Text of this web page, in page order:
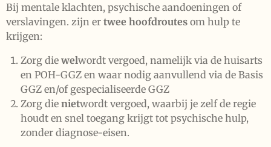
Bij mentale klachten, psychische aandoeningen of
verslavingen. zijn er twee hoofdroutes om hulp te
krijgen:
Zorg die welwordt vergoed, namelijk via de huisarts
en POH-GGZ en waar nodig aanvullend via de Basis
GGZ en/of gespecialiseerde GGZ
Zorg die nietwordt vergoed, waarbij je zelf de regie
houdt en snel toegang krijgt tot psychische hulp,
zonder diagnose-eisen.